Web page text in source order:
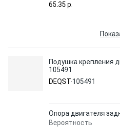
65.35 p.
Подушка крепления
105491
DEQST 105491
Опора двигателя
Вероятность